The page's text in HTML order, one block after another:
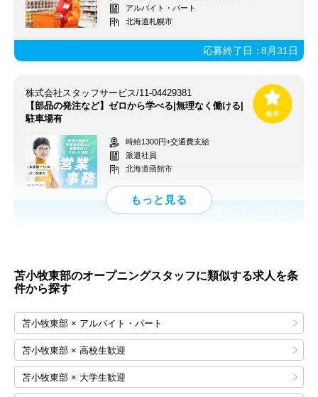
アルバイト・パート
北海道札幌市
応募終了日：8月31日
株式会社スタッフサービス/11-04429381
【部品の発注など】ゼロから学べる|無理なく働ける|
駐車場有
時給1300円+交通費支給
派遣社員
北海道函館市
応募終了日：
苫小牧東部のオープニングスタッフに類似する求人を条
件から探す
苫小牧東部 × アルバイト・パート
苫小牧東部 × 高校生歓迎
苫小牧東部 × 大学生歓迎